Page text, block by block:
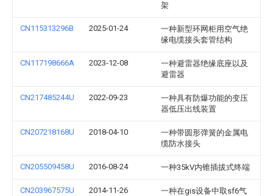
架
CN115313296B 2025-01-24
一种新型环网柜用空气绝
缘电缆接头套管结构
CN117198666A 2023-12-08
一种避雷器绝缘底座以及
避雷器
CN217485244U 2022-09-23
一种具有防爆功能的变压
器低压出线装置
CN207218168U 2018-04-10
一种带圆形弹簧的金属电
缆防水接头
CN205509458U 2016-08-24 一种35kV内锥插拔式终端
CN203967575U 2014-11-26
一种在gis设备中取sf6气